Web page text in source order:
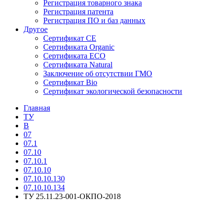
Регистрация товарного знака
Регистрация патента
Регистрация ПО и баз данных
Другое
Сертификат СЕ
Сертификата Organic
Сертификата ECO
Сертификата Natural
Заключение об отсутствии ГМО
Сертификат Bio
Сертификат экологической безопасности
Главная
ТУ
B
07
07.1
07.10
07.10.1
07.10.10
07.10.10.130
07.10.10.134
ТУ 25.11.23-001-ОКПО-2018